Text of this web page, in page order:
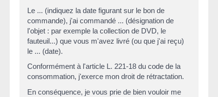
Le ... (indiquez la date figurant sur le bon de
commande), j'ai commandé ... (désignation de
l'objet : par exemple la collection de DVD, le
fauteuil...) que vous m'avez livré (ou que j'ai reçu)
le ... (date).
Conformément à l'article L. 221-18 du code de la
consommation, j'exerce mon droit de rétractation.
En conséquence, je vous prie de bien vouloir me